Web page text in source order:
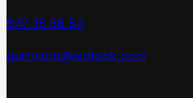
647 15 56 54
quinvaco@outlook.com